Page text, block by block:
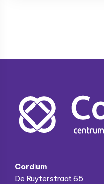
Footer
Cordium
De Ruyterstraat 65